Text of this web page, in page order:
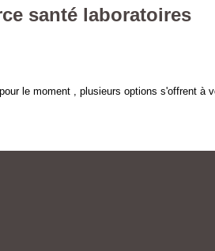
santé laboratoires
le moment , plusieurs options s'offrent à